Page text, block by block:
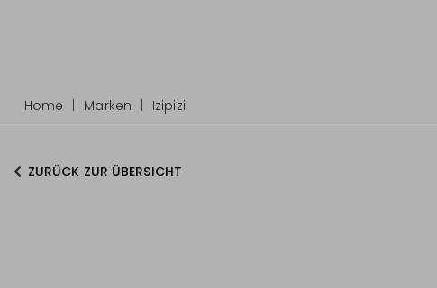
Home Marken Izipizi
ZURÜCK ZUR ÜBERSICHT